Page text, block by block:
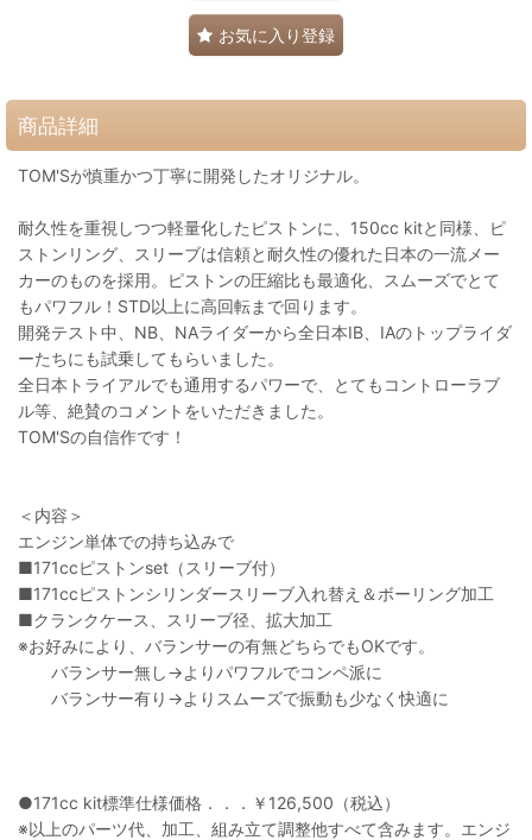
お気に入り登録
商品詳細
TOM'Sが慎重かつ丁寧に開発したオリジナル。
耐久性を重視しつつ軽量化したピストンに、150cc kitと同様、ピ
ストンリング、スリーブは信頼と耐久性の優れた日本の一流メー
カーのものを採用。ピストンの圧縮比も最適化、スムーズでとて
もパワフル！STD以上に高回転まで回ります。
開発テスト中、NB、NAライダーから全日本IB、IAのトップライダ
ーたちにも試乗してもらいました。
全日本トライアルでも通用するパワーで、とてもコントローラブ
ル等、絶賛のコメントをいただきました。
TOM'Sの自信作です！
＜内容＞
エンジン単体での持ち込みで
■171ccピストンset（スリーブ付）
■171ccピストンシリンダースリーブ入れ替え＆ボーリング加工
■クランクケース、スリーブ径、拡大加工
※お好みにより、バランサーの有無どちらでもOKです。
バランサー無し→よりパワフルでコンペ派に
バランサー有り→よりスムーズで振動も少なく快適に
●171cc kit標準仕様価格．．．￥126,500（税込）
※以上のパーツ代、加工、組み立て調整他すべて含みます。エンジ